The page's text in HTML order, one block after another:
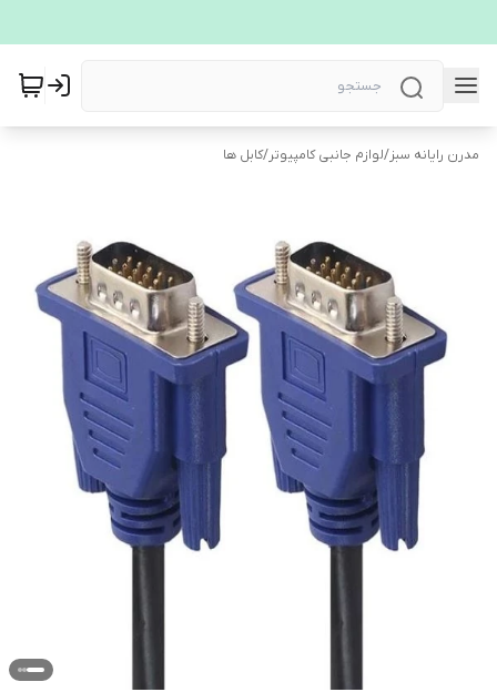
مدرن رایانه سبز/لوازم جانبی کامپیوتر/کابل ها